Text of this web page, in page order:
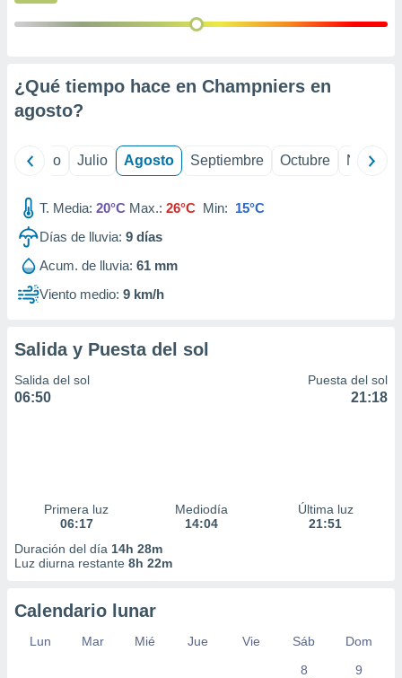
e
mediante
de
¿Qué tiempo hace en Champniers en
agosto?
Junio Julio Agosto Septiembre Octubre
T. Media: 20°C Max.: 26°C Min: 15°C
Días de lluvia: 9 días
Acum. de lluvia: 61 mm
Viento medio: 9 km/h
Salida y Puesta del sol
Salida del sol
06:50
Puesta del sol
21:18
Primera luz
06:17
Mediodía
14:04
Última luz
21:51
Duración del día 14h 28m
Luz diurna restante 8h 22m
Calendario lunar
Lun Mar Mié Jue Vie Sáb
Dom
8
9